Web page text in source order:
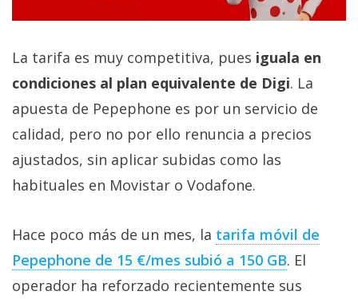
La tarifa es muy competitiva, pues iguala en
condiciones al plan equivalente de Digi. La
apuesta de Pepephone es por un servicio de
calidad, pero no por ello renuncia a precios
ajustados, sin aplicar subidas como las
habituales en Movistar o Vodafone.
Hace poco más de un mes, la tarifa móvil de
Pepephone de 15 €/mes subió a 150 GB‎. El
operador ha reforzado recientemente sus